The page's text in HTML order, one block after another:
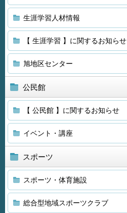
生涯学習人材情報
【 生涯学習 】に関するお知らせ
旭地区センター
公民館
【 公民館 】に関するお知らせ
イベント・講座
スポーツ
スポーツ・体育施設
総合型地域スポーツクラブ